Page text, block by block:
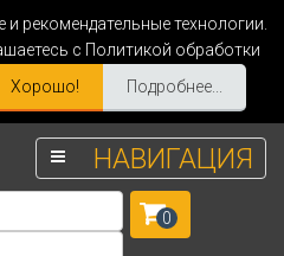
рекомендательные технологии.
с Политикой обработки
Хорошо! Подробнее...
НАВИГАЦИЯ
0